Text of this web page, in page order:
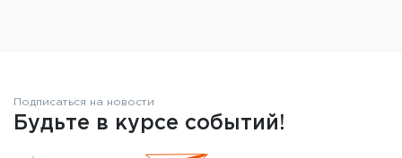
Подписаться на новости
Будьте в курсе событий!